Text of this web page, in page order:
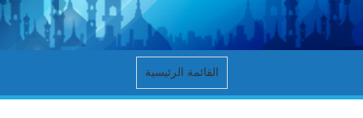
القائمة الرئيسية